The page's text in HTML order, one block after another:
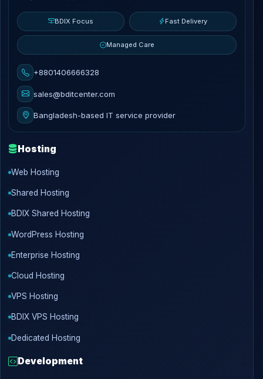
BDIX Focus Fast Delivery
Managed Care
+8801406666328
sales@bditcenter.com
Bangladesh-based IT service provider
Hosting
Web Hosting
Shared Hosting
BDIX Shared Hosting
WordPress Hosting
Enterprise Hosting
Cloud Hosting
VPS Hosting
BDIX VPS Hosting
Dedicated Hosting
Development